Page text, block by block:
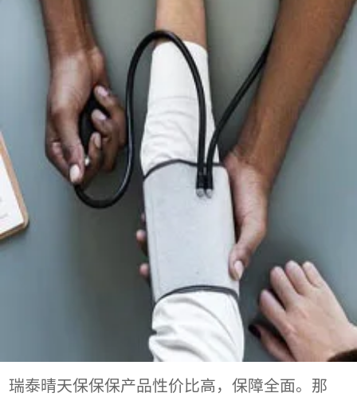
瑞泰晴天保保保产品性价比高，保障全面。那